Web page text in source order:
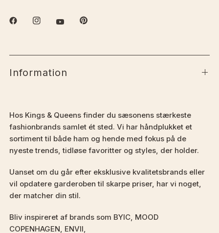
Information
Hos Kings & Queens finder du sæsonens stærkeste
fashionbrands samlet ét sted. Vi har håndplukket et
sortiment til både ham og hende med fokus på de
nyeste trends, tidløse favoritter og styles, der holder.
Uanset om du går efter eksklusive kvalitetsbrands eller
vil opdatere garderoben til skarpe priser, har vi noget,
der matcher din stil.
Bliv inspireret af brands som BYIC, MOOD
COPENHAGEN, ENVII,